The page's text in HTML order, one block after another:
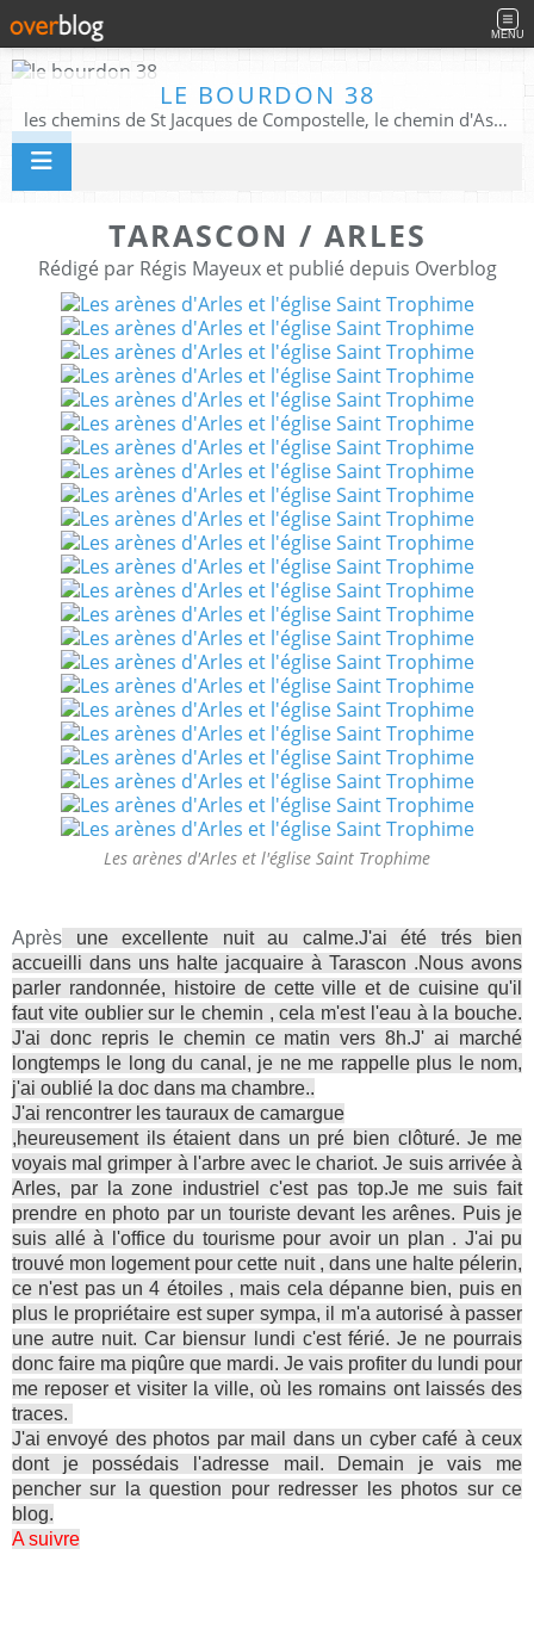
MENU
LE BOURDON 38
les chemins de St Jacques de Compostelle, le chemin d'Assise, La Voie Francigena, et autres chemins ........
TARASCON / ARLES
Rédigé par Régis Mayeux et publié depuis Overblog
Les arènes d'Arles et l'église Saint Trophime
Après une excellente nuit au calme.J'ai été trés bien
accueilli dans uns halte jacquaire à Tarascon .Nous avons
parler randonnée, histoire de cette ville et de cuisine qu'il
faut vite oublier sur le chemin , cela m'est l'eau à la bouche.
J'ai donc repris le chemin ce matin vers 8h.J' ai marché
longtemps le long du canal, je ne me rappelle plus le nom,
j'ai oublié la doc dans ma chambre..
J'ai rencontrer les tauraux de camargue
,heureusement ils étaient dans un pré bien clôturé. Je me
voyais mal grimper à l'arbre avec le chariot. Je suis arrivée à
Arles, par la zone industriel c'est pas top.Je me suis fait
prendre en photo par un touriste devant les arênes. Puis je
suis allé à l'office du tourisme pour avoir un plan . J'ai pu
trouvé mon logement pour cette nuit , dans une halte pélerin,
ce n'est pas un 4 étoiles , mais cela dépanne bien, puis en
plus le propriétaire est super sympa, il m'a autorisé à passer
une autre nuit. Car biensur lundi c'est férié. Je ne pourrais
donc faire ma piqûre que mardi. Je vais profiter du lundi pour
me reposer et visiter la ville, où les romains ont laissés des
traces.
J'ai envoyé des photos par mail dans un cyber café à ceux
dont je possédais l'adresse mail. Demain je vais me
pencher sur la question pour redresser les photos sur ce
blog.
A suivre